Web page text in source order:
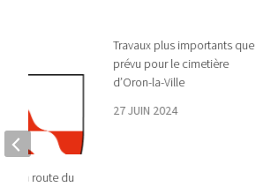
Travaux plus importants que
prévu pour le cimetière
d’Oron-la-Ville
27 JUIN 2024
de la route du